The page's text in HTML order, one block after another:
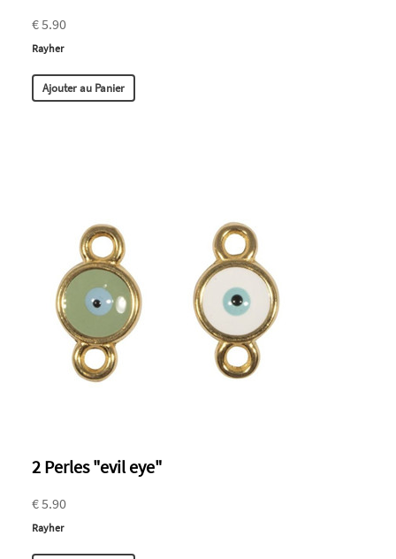
€ 5.90
Rayher
Ajouter au Panier
2 Perles "evil eye"
€ 5.90
Rayher